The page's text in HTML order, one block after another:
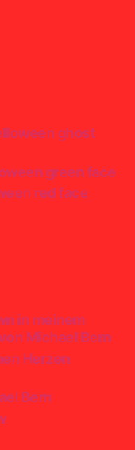
ghost
green face
red face
in meinem
Michael Bern
Herzen
Bern